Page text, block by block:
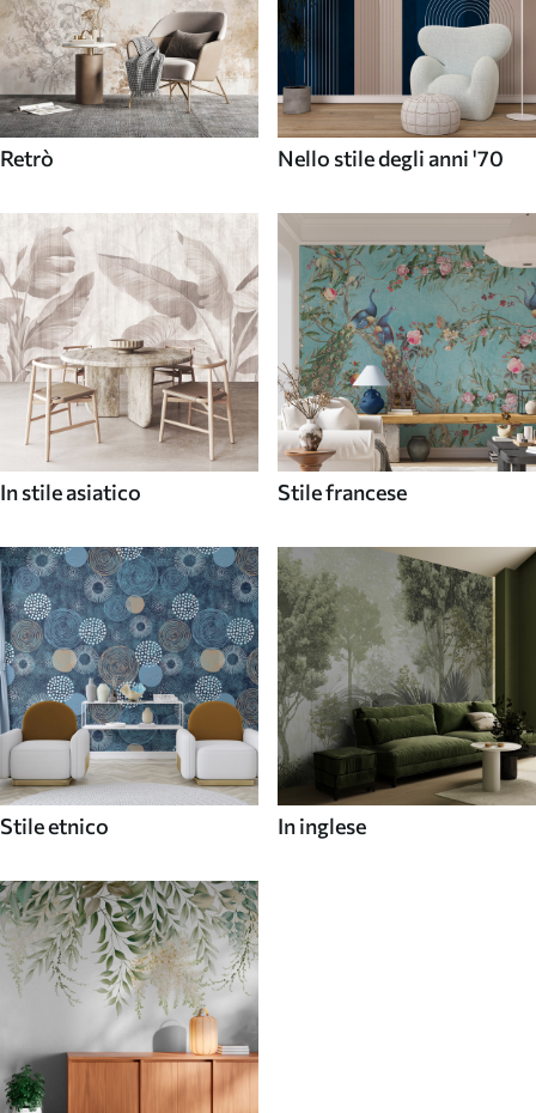
Retrò Nello stile degli anni '70
In stile asiatico Stile francese
Stile etnico In inglese